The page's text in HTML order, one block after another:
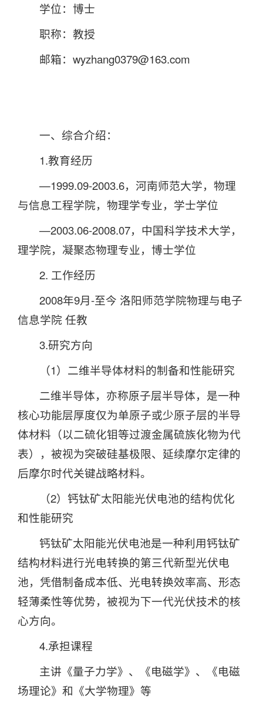
学位：博士
职称：教授
邮箱：wyzhang0379@163.com
一、综合介绍：
1.教育经历
—1999.09-2003.6，河南师范大学，物理
与信息工程学院，物理学专业，学士学位
—2003.06-2008.07，中国科学技术大学，
理学院，凝聚态物理专业，博士学位
2. 工作经历
2008年9月-至今 洛阳师范学院物理与电子
信息学院 任教
3.研究方向
（1）二维半导体材料的制备和性能研究
二维半导体，亦称原子层半导体，是一种
核心功能层厚度仅为单原子或少原子层的半导
体材料（以二硫化钼等过渡金属硫族化物为代
表），被视为突破硅基极限、延续摩尔定律的
后摩尔时代关键战略材料。
（2）钙钛矿太阳能光伏电池的结构优化
和性能研究
钙钛矿太阳能光伏电池是一种利用钙钛矿
结构材料进行光电转换的‌第三代新型光伏电
池‌，凭借‌制备成本低、光电转换效率高、形态
轻薄柔性‌等优势，被视为下一代光伏技术的核
心方向。
4.承担课程
主讲《量子力学》、《电磁学》、《电磁
场理论》和《大学物理》等